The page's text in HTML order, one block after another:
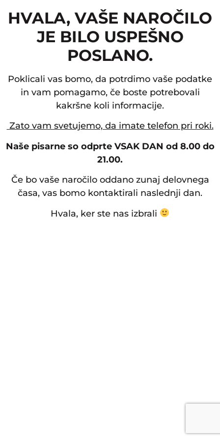
HVALA, VAŠE NAROČILO
JE BILO USPEŠNO
POSLANO.
Poklicali vas bomo, da potrdimo vaše podatke
in vam pomagamo, če boste potrebovali
kakršne koli informacije.
Zato vam svetujemo, da imate telefon pri roki.
Naše pisarne so odprte VSAK DAN od 8.00 do
21.00.
Če bo vaše naročilo oddano zunaj delovnega
časa, vas bomo kontaktirali naslednji dan.
Hvala, ker ste nas izbrali